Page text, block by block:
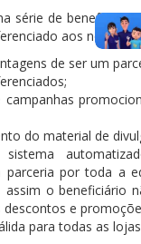
série de benefícios
aos nossos
de ser um
campanhas
do material de
parceria por toda a
assim o beneficiário
e
para todas as